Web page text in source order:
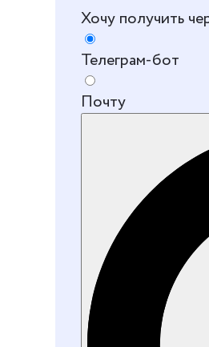
Хочу получить
Телеграм-бот
Почту